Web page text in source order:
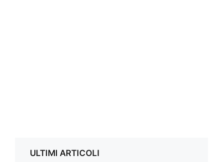
ULTIMI ARTICOLI